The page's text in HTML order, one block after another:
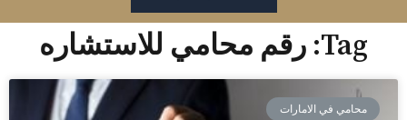
Tag: رقم محامي للاستشاره
محامي في الامارات